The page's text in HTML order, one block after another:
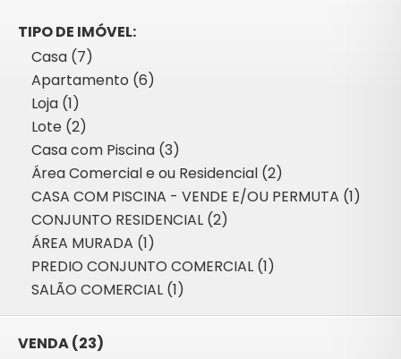
TIPO DE IMÓVEL:
Casa (7)
Apartamento (6)
Loja (1)
Lote (2)
Casa com Piscina (3)
Área Comercial e ou Residencial (2)
CASA COM PISCINA - VENDE E/OU PERMUTA (1)
CONJUNTO RESIDENCIAL (2)
ÁREA MURADA (1)
PREDIO CONJUNTO COMERCIAL (1)
SALÃO COMERCIAL (1)
VENDA (23)